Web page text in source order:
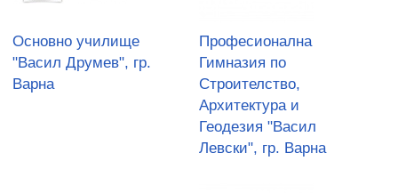
Основно училище
"Васил Друмев", гр.
Варна
Професионална
Гимназия по
Строителство,
Архитектура и
Геодезия "Васил
Левски", гр. Варна